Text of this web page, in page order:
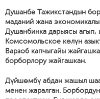
Душанбе Тажикстандын
маданий жана
Душанбинка дарыясы
Комсомольское көлүн
Варзоб капчыгайы
борборлору жайгашкан.
Дүйшөмбү абдан жашыл
менен жаралган.